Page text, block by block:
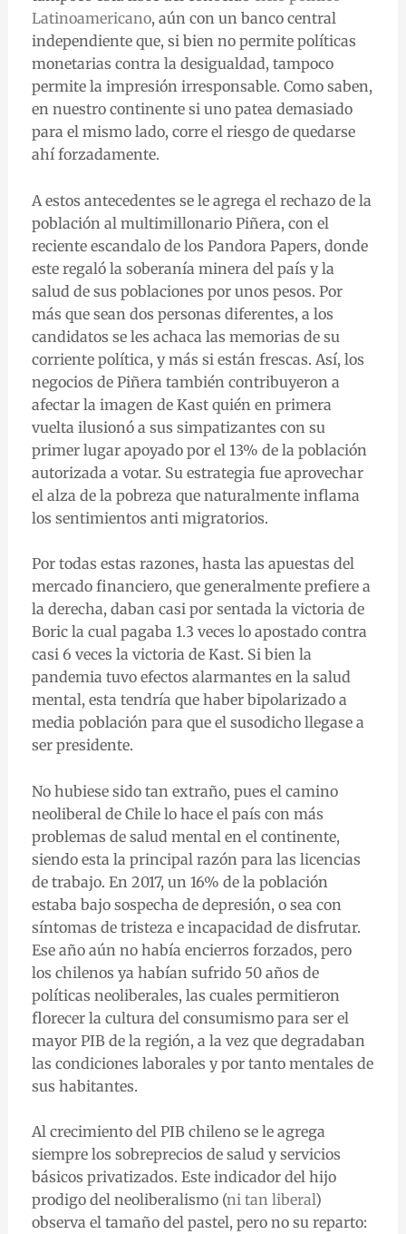
Latinoamericano, aún con un banco central
independiente que, si bien no permite políticas
monetarias contra la desigualdad, tampoco
permite la impresión irresponsable. Como saben,
en nuestro continente si uno patea demasiado
para el mismo lado, corre el riesgo de quedarse
ahí forzadamente.
A estos antecedentes se le agrega el rechazo de la
población al multimillonario Piñera, con el
reciente escandalo de los Pandora Papers, donde
este regaló la soberanía minera del país y la
salud de sus poblaciones por unos pesos. Por
más que sean dos personas diferentes, a los
candidatos se les achaca las memorias de su
corriente política, y más si están frescas. Así, los
negocios de Piñera también contribuyeron a
afectar la imagen de Kast quién en primera
vuelta ilusionó a sus simpatizantes con su
primer lugar apoyado por el 13% de la población
autorizada a votar. Su estrategia fue aprovechar
el alza de la pobreza que naturalmente inflama
los sentimientos anti migratorios.
Por todas estas razones, hasta las apuestas del
mercado financiero, que generalmente prefiere a
la derecha, daban casi por sentada la victoria de
Boric la cual pagaba 1.3 veces lo apostado contra
casi 6 veces la victoria de Kast. Si bien la
pandemia tuvo efectos alarmantes en la salud
mental, esta tendría que haber bipolarizado a
media población para que el susodicho llegase a
ser presidente.
No hubiese sido tan extraño, pues el camino
neoliberal de Chile lo hace el país con más
problemas de salud mental en el continente,
siendo esta la principal razón para las licencias
de trabajo. En 2017, un 16% de la población
estaba bajo sospecha de depresión, o sea con
síntomas de tristeza e incapacidad de disfrutar.
Ese año aún no había encierros forzados, pero
los chilenos ya habían sufrido 50 años de
políticas neoliberales, las cuales permitieron
florecer la cultura del consumismo para ser el
mayor PIB de la región, a la vez que degradaban
las condiciones laborales y por tanto mentales de
sus habitantes.
Al crecimiento del PIB chileno se le agrega
siempre los sobreprecios de salud y servicios
básicos privatizados. Este indicador del hijo
prodigo del neoliberalismo (ni tan liberal)
observa el tamaño del pastel, pero no su reparto: